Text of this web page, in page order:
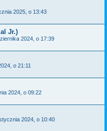
2025, o 13:43
Jr.)
2024, o 17:39
o 21:11
2024, o 09:22
2024, o 10:40